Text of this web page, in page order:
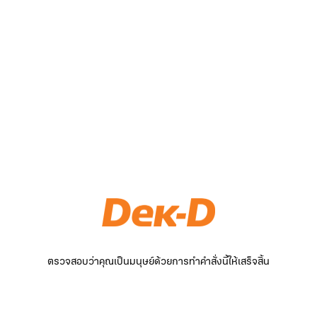
ตรวจสอบว่าคุณเป็นมนุษย์ด้วยการทำคำสั่งนี้ให้เสร็จสิ้น